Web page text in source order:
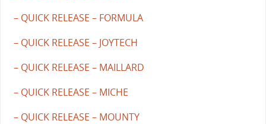
– QUICK RELEASE – FORMULA
– QUICK RELEASE – JOYTECH
– QUICK RELEASE – MAILLARD
– QUICK RELEASE – MICHE
– QUICK RELEASE – MOUNTY